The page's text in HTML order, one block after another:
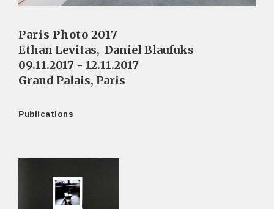
Paris Photo 2017
Ethan Levitas, Daniel Blaufuks
09.11.2017 - 12.11.2017
Grand Palais, Paris
Publications